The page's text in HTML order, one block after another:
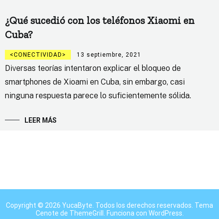
¿Qué sucedió con los teléfonos Xiaomi en
Cuba?
CONECTIVIDAD 13 septiembre, 2021
Diversas teorías intentaron explicar el bloqueo de
smartphones de Xioami en Cuba, sin embargo, casi
ninguna respuesta parece lo suficientemente sólida.
LEER MÁS
Copyright © 2026 YucaByte . Todos los derechos reservados. Tema
Cenote de ThemeGrill. Funciona con WordPress